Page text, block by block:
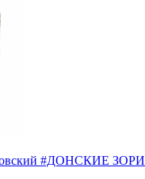
#ДОНСКИЕ ЗОРИ